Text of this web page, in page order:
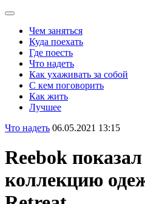
Чем заняться
Куда поехать
Где поесть
Что надеть
Как ухаживать за собой
С кем поговорить
Как жить
Лучшее
Что надеть 06.05.2021 13:15
Reebok
коллекцию